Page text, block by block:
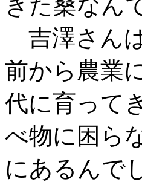
吉澤さん
前から農業
代に育って
べ物に困ら
にあるんで